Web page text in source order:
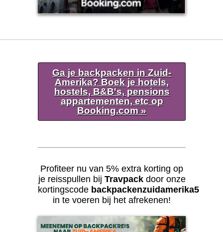
Ga je backpacken in Zuid-
Amerika? Boek je hotels,
hostels, B&B's, pensions
appartementen, etc op
Booking.com »
Profiteer nu van 5% extra korting op
je reisspullen bij Travpackdoor onze
kortingscode backpackenzuidamerika5
in te voeren bij het afrekenen!